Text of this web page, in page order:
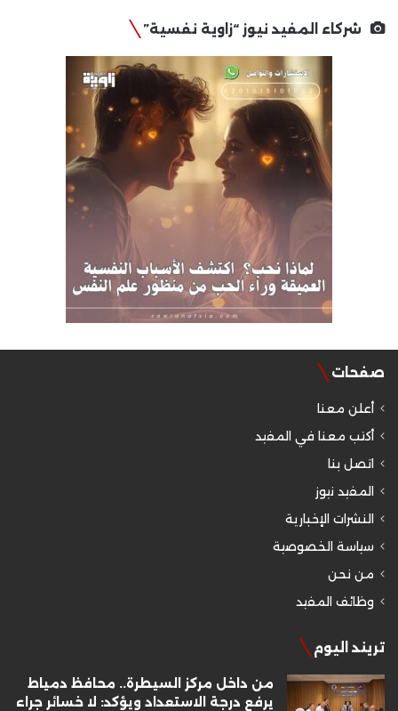
شركاء المفيد نيوز “زاوية نفسية”
صفحات
أعلن معنا
أكتب معنا في المفيد
اتصل بنا
المفيد نيوز
النشرات الإخبارية
سياسة الخصوصية
من نحن
وظائف المفيد
تريند اليوم
من داخل مركز السيطرة.. محافظ دمياط
يرفع درجة الاستعداد ويؤكد: لا خسائر جراء